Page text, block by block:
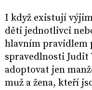
I když existují
děti jednotlivci
hlavním pravidlem
spravedlnosti Judit
adoptovat jen
muž a žena, kteří